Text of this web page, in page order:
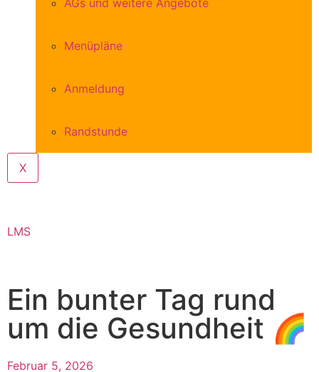
AGs und weitere Angebote
Menüpläne
Anmeldung
Randstunde
X
LMS
Ein bunter Tag rund
um die Gesundheit 🌈
Februar 5, 2026